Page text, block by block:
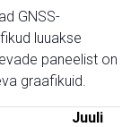
GNSS-
luuakse
paneelist on
graafikuid.
Juuli